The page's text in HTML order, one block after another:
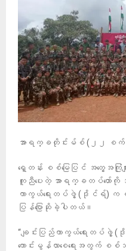
အာရက္ခတိုင်းမ်စ် (၂၂ စ
ရှေ့တန်း စစ်မြေပြင် အတွေ့အက
ကူညီပေးတဲ့ အာရက္ခတပ်တော်ကို
ကာကွယ်ရေးတပ်ဖွဲ့ (ဒိုင်ရ်)
ပြန်ပြောဆိုခဲ့ပါတယ်။
“ချင်းပြည်ကာကွယ်ရေးတပ်ဖွဲ့
ကောင်းမွန်လာစေရေးအတွက် စ